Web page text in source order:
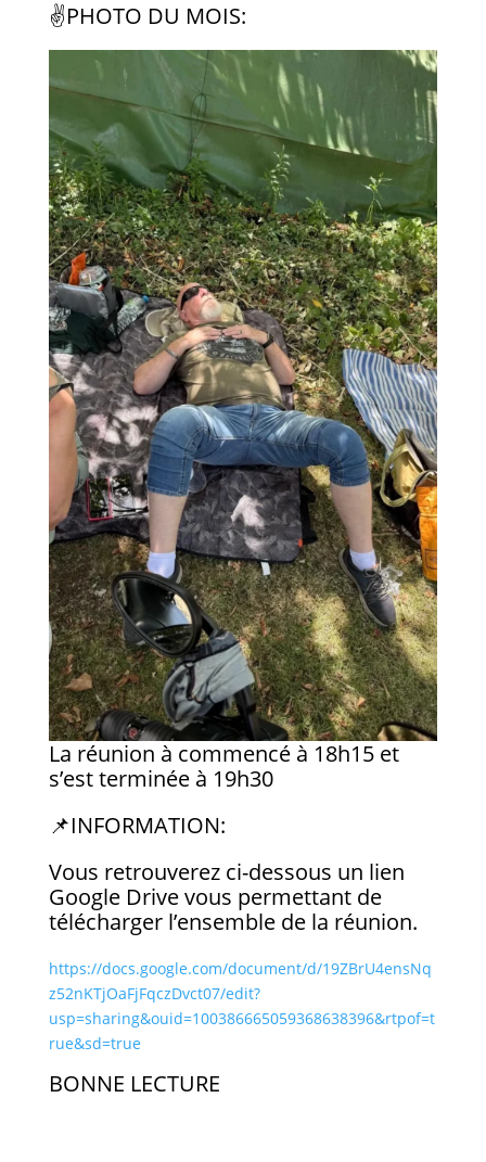
✌️PHOTO DU MOIS:
La réunion à commencé à 18h15 et
s’est terminée à 19h30
📌INFORMATION:
Vous retrouverez ci-dessous un lien
Google Drive vous permettant de
télécharger l’ensemble de la réunion.
https://docs.google.com/document/d/19ZBrU4ensNq
z52nKTjOaFjFqczDvct07/edit?
usp=sharing&ouid=100386665059368638396&rtpof=t
rue&sd=true
BONNE LECTURE